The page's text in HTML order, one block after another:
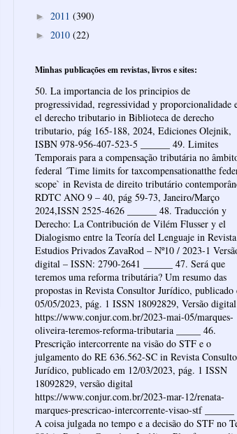
► 2011 (390)
► 2010 (22)
Minhas publicações em revistas, livros e sites:
50. La importancia de los principios de
progressividad, regressividad y proporcionalidade
el derecho tributario in Biblioteca de derecho
tributario, pág 165-188, 2024, Ediciones Olejnik,
ISBN 978-956-407-523-5 ______ 49. Limites
Temporais para a compensação tributária no
federal ´Time limits for taxcompensationatthe
scope` in Revista de direito tributário
RDTC ANO 9 – 40, pág 59-73, Janeiro/Março
2024,ISSN 2525-4626 ______ 48. Traducción y
Derecho: La Contribución de Vilém Flusser y el
Dialogismo entre la Teoría del Lenguaje in Revista
Estudios Privados ZavaRod – Nº10 / 2023-1
digital – ISSN: 2790-2641 ______ 47. Será que
teremos uma reforma tributária? Um resumo das
propostas in Revista Consultor Jurídico, publicado
05/05/2023, pág. 1 ISSN 18092829, Versão digital
https://www.conjur.com.br/2023-mai-05/marques-
oliveira-teremos-reforma-tributaria _____ 46.
Prescrição intercorrente na visão do STF e o
julgamento do RE 636.562-SC in Revista
Jurídico, publicado em 12/03/2023, pág. 1 ISSN
18092829, versão digital
https://www.conjur.com.br/2023-mar-12/renata-
marques-prescricao-intercorrente-visao-stf
A coisa julgada no tempo e a decisão do STF no